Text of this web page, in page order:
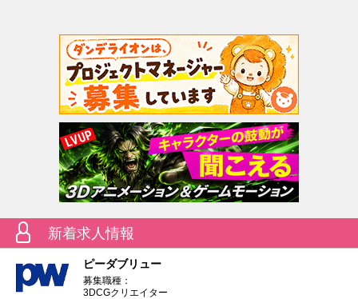
新着求人情報
ピーダブリュー
募集職種：
3DCGクリエイター